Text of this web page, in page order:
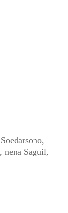
nena Saguil,